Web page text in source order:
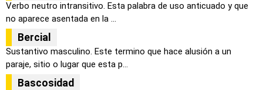
Verbo neutro intransitivo. Esta palabra de uso anticuado y que
no aparece asentada en la ...
Bercial
Sustantivo masculino. Este termino que hace alusión a un
paraje, sitio o lugar que esta p...
Bascosidad